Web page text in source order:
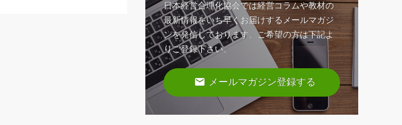
日本経営合理化協会では経営コラムや教材の
最新情報をいち早くお届けするメールマガジ
ンを発信しております。ご希望の方は下記よ
りご登録下さい。
email メールマガジン登録する